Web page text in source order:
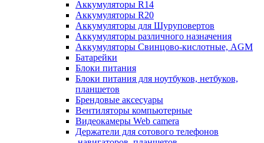
Аккумуляторы R14
Аккумуляторы R20
Аккумуляторы для Шуруповертов
Аккумуляторы различного назначения
Аккумуляторы Свинцово-кислотные, AGM
Батарейки
Блоки питания
Блоки питания для ноутбуков, нетбуков,
планшетов
Брендовые аксесуары
Вентиляторы компьютерные
Видеокамеры Web camera
Держатели для сотового телефонов